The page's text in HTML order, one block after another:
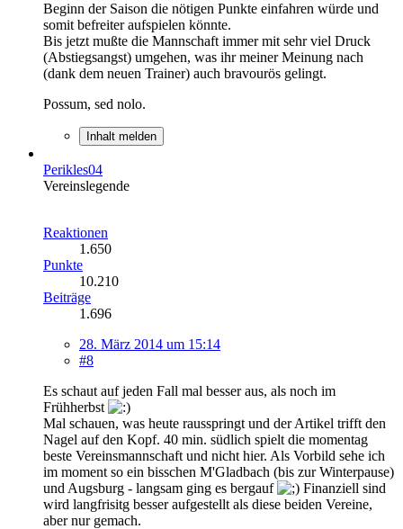
Beginn der Saison die nötigen Punkte einfahren würde und
somit befreiter aufspielen könnte.
Bis jetzt mußte die Mannschaft immer mit sehr viel Druck
(Abstiegsangst) umgehen, was ihr meiner Meinung nach
(dank dem neuen Trainer) auch bravourös gelingt.
Possum, sed nolo.
Inhalt melden
Perikles04
Vereinslegende
Reaktionen
1.650
Punkte
10.210
Beiträge
1.696
28. März 2014 um 15:14
#8
Es schaut auf jeden Fall mal besser aus, als noch im
Frühherbst
Mal schauen, was heute rausspringt und der Artikel trifft den
Nagel auf den Kopf. 40 min. südlich spielt die momentag
beste Vereinsmannschaft und nicht hier. Als Vorbild sehe ich
im moment so ein bisschen M'Gladbach (bis zur Winterpause)
und Augsburg - langsam ging es bergauf
Finanziell sind
wird langfrisitg besser aufgestellt als diese beiden Vereine,
aber nur gemach.